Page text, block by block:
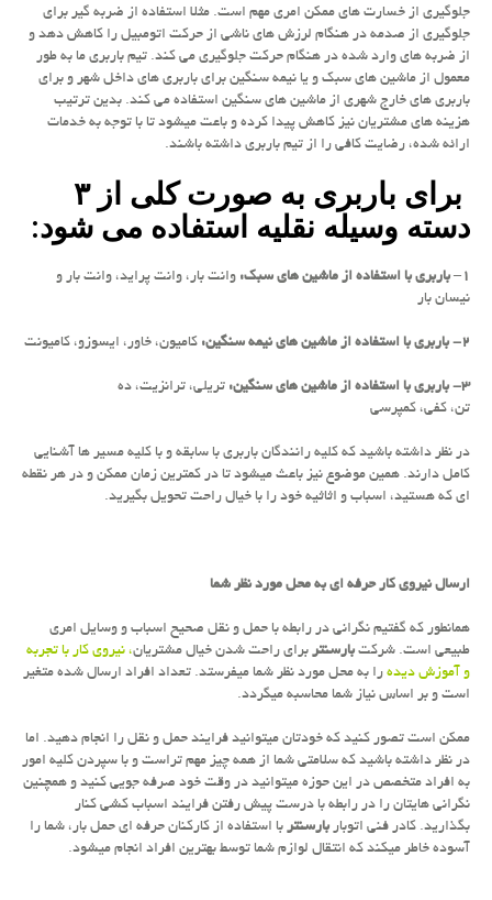
جلوگیری از خسارت های ممکن امری مهم است. مثلا استفاده از ضربه گیر برای
جلوگیری از صدمه در هنگام لرزش های ناشی از حرکت اتومبیل را کاهش دهد و
از ضربه های وارد شده در هنگام حرکت جلوگیری می کند. تیم باربری ما به طور
معمول از ماشین های سبک و یا نیمه سنگین برای باربری های داخل شهر و برای
باربری های خارج شهری از ماشین های سنگین استفاده می کند. بدین ترتیب
هزینه های مشتریان نیز کاهش پیدا کرده و باعت میشود تا با توجه به خدمات
ارائه شده، رضایت کافی را از تیم باربری داشته باشند.
برای باربری به صورت کلی از ۳
دسته وسیله نقلیه استفاده می شود:
۱– باربری با استفاده از ماشین های سبک:وانت بار، وانت پراید، وانت بار و
نیسان بار
۲- باربری با استفاده از ماشین های نیمه سنگین:کامیون، خاور، ایسوزو، کامیونت
۳- باربری با استفاده از ماشین های سنگین:تریلی، ترانزیت، ده
تن، کفی، کمپرسی
در نظر داشته باشید که کلیه رانندگان باربری با سابقه و با کلیه مسیر ها آشنایی
کامل دارند. همین موضوع نیز باعث میشود تا در کمترین زمان ممکن و در هر نقطه
ای که هستید، اسباب و اثاثیه خود را با خیال راحت تحویل بگیرید.
ارسال نیروی کار حرفه ای به محل مورد نظر شما
همانطور که گفتیم نگرانی در رابطه با حمل و نقل صحیح اسباب و وسایل امری
طبیعی است. شرکتبارسنتربرای راحت شدن خیال مشتریان، نیروی کار با تجربه
و آموزش دیدهرا به محل مورد نظر شما میفرستد. تعداد افراد ارسال شده متغیر
است و بر اساس نیاز شما محاسبه میگردد.
ممکن است تصور کنید که خودتان میتوانید فرایند حمل و نقل را انجام دهید. اما
در نظر داشته باشید که سلامتی شما از همه چیز مهم تراست و با سپردن کلیه امور
به افراد متخصص در این حوزه میتوانید در وقت خود صرفه جویی کنید و همچنین
نگرانی هایتان را در رابطه با درست پیش رفتن فرایند اسباب کشی کنار
بگذارید. کادر فنی اتوباربارسنتربا استفاده از کارکنان حرفه ای حمل بار، شما را
آسوده خاطر میکند که انتقال لوازم شما توسط بهترین افراد انجام میشود.